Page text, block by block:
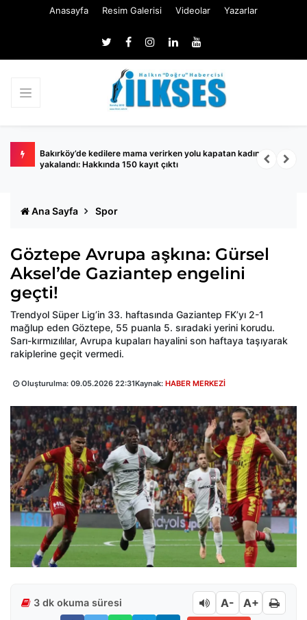
Anasayfa Resim Galerisi Videolar Yazarlar
Bakırköy’de kedilere mama verirken yolu kapatan kadın
yakalandı: Hakkında 150 kayıt çıktı
Ana Sayfa Spor
Göztepe Avrupa aşkına: Gürsel
Aksel’de Gaziantep engelini
geçti!
Trendyol Süper Lig’in 33. haftasında Gaziantep FK’yı 2-1
mağlup eden Göztepe, 55 puanla 5. sıradaki yerini korudu.
Sarı-kırmızılılar, Avrupa kupaları hayalini son haftaya taşıyarak
rakiplerine geçit vermedi.
Oluşturulma: 09.05.2026 22:31Kaynak: HABER MERKEZİ
3 dk okuma süresi A- A+